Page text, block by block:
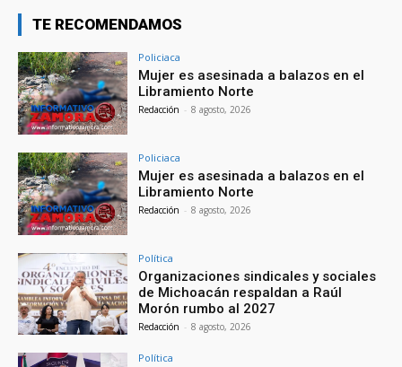
TE RECOMENDAMOS
Policiaca
Mujer es asesinada a balazos en el
Libramiento Norte
Redacción - 8 agosto, 2026
Policiaca
Mujer es asesinada a balazos en el
Libramiento Norte
Redacción - 8 agosto, 2026
Política
Organizaciones sindicales y sociales
de Michoacán respaldan a Raúl
Morón rumbo al 2027
Redacción - 8 agosto, 2026
Política